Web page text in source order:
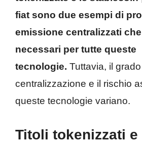
fiat sono due esempi di
emissione centralizzati
necessari per tutte queste
tecnologie. Tuttavia, il
centralizzazione e il rischio
queste tecnologie variano.
Titoli tokenizzati e